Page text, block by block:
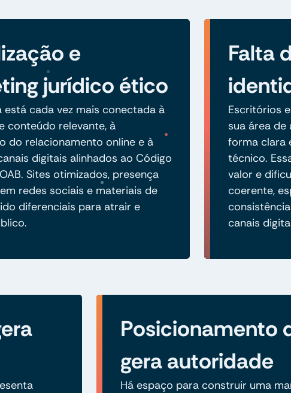
e
jurídico ético
está cada vez mais conectada à
conteúdo relevante, à
do relacionamento online e à
digitais alinhados ao Código
Sites otimizados, presença
redes sociais e materiais de
diferenciais para atrair e
Falta
Escritórios
sua área de
forma clara
técnico.
valor e
coerente,
canais
Posicionamento
gera autoridade
Há espaço para construir uma